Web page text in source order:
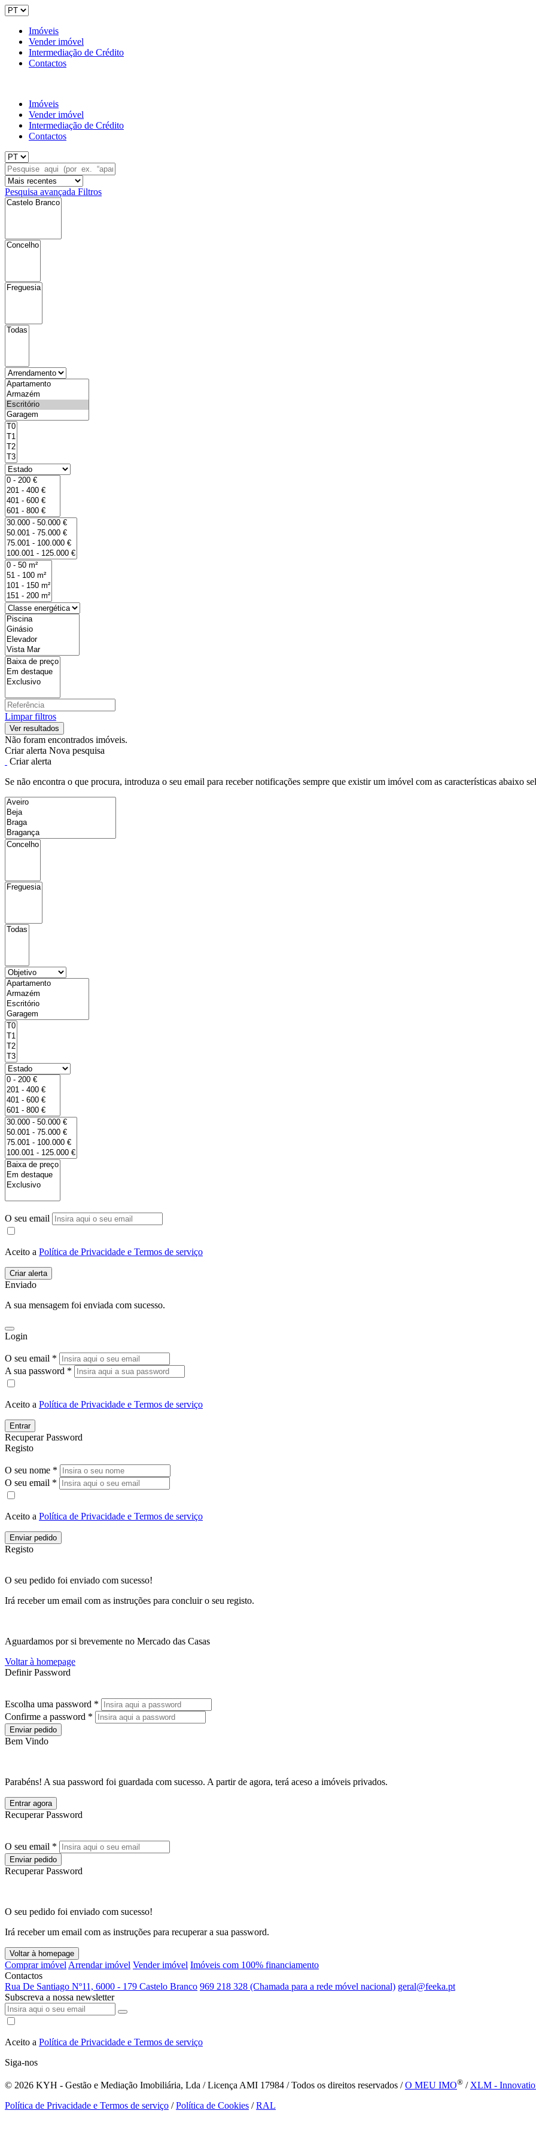
Imóveis
Vender imóvel
Intermediação de Crédito
Contactos
Imóveis
Vender imóvel
Intermediação de Crédito
Contactos
Pesquisa avançada Filtros
Limpar filtros
Não foram encontrados imóveis.
Criar alerta Nova pesquisa
Criar alerta
Se não encontra o que procura, introduza o seu email para receber notificações sempre que existir um imóvel com as características abaixo
O seu email
Aceito a Política de Privacidade e Termos de serviço
Enviado
A sua mensagem foi enviada com sucesso.
Login
O seu email *
A sua password *
Aceito a Política de Privacidade e Termos de serviço
Entrar
Recuperar Password
Registo
O seu nome *
O seu email *
Aceito a Política de Privacidade e Termos de serviço
Enviar pedido
Registo
O seu pedido foi enviado com sucesso!
Irá receber um email com as instruções para concluir o seu registo.
Aguardamos por si brevemente no Mercado das Casas
Voltar à homepage
Definir Password
Escolha uma password *
Confirme a password *
Enviar pedido
Bem Vindo
Parabéns! A sua password foi guardada com sucesso. A partir de agora, terá aceso a imóveis privados.
Entrar agora
Recuperar Password
O seu email *
Enviar pedido
Recuperar Password
O seu pedido foi enviado com sucesso!
Irá receber um email com as instruções para recuperar a sua password.
Voltar à homepage
Comprar imóvel Arrendar imóvel Vender imóvel Imóveis com 100% financiamento
Contactos
Rua De Santiago Nº11, 6000 - 179 Castelo Branco 969 218 328 (Chamada para a rede móvel nacional) geral@feeka.pt
Subscreva a nossa newsletter
Aceito a Política de Privacidade e Termos de serviço
Siga-nos
© 2026 KYH - Gestão e Mediação Imobiliária, Lda / Licença AMI 17984 / Todos os direitos reservados /O MEU IMO® / XLM -
Política de Privacidade e Termos de serviço /Política de Cookies /RAL